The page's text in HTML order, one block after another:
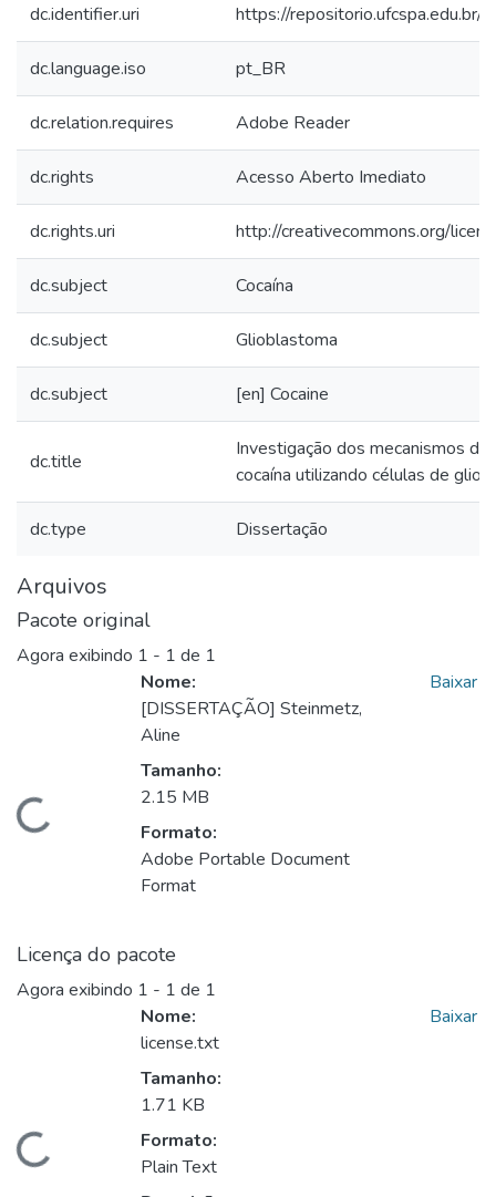
dc.identifier.uri https://
dc.language.iso pt_BR
dc.relation.requires Adobe Reader
dc.rights Acesso Aberto Imediato
dc.rights.uri http://creativecommons.org/
dc.subject Cocaína
dc.subject Glioblastoma
dc.subject [en] Cocaine
dc.title
Investigação dos mecanismos
cocaína utilizando células de
dc.type Dissertação
Arquivos
Pacote original
Agora exibindo 1 - 1 de 1
Nome:
[DISSERTAÇÃO] Steinmetz,
Aline
Tamanho:
2.15 MB
Formato:
Adobe Portable Document
Format
Baixar
Licença do pacote
Agora exibindo 1 - 1 de 1
Nome:
license.txt
Tamanho:
1.71 KB
Formato:
Plain Text
Baixar